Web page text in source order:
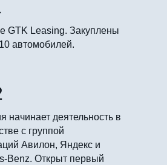
GTK Leasing. Закуплены
автомобилей.
начинает деятельность в
с группой
Авилон, Яндекс и
Benz. Открыт первый